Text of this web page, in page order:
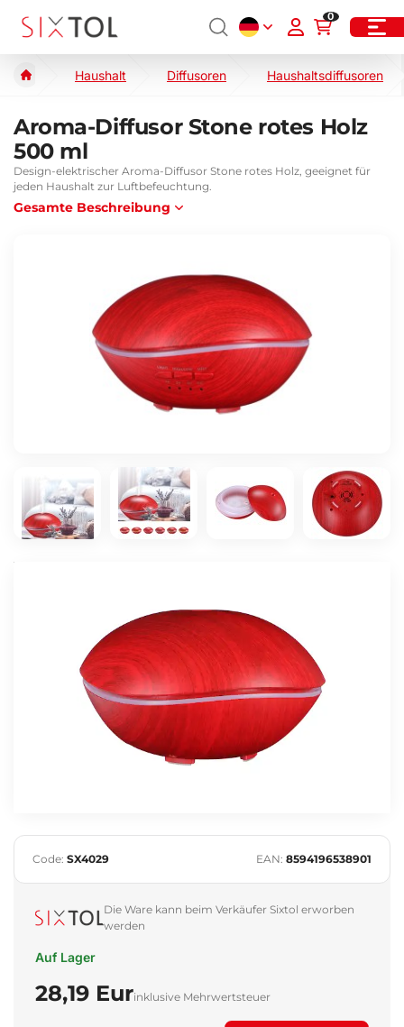
0
Haushalt Diffusoren Haushaltsdiffusoren
Aroma-Diffusor Stone rotes Holz
500 ml
Design-elektrischer Aroma-Diffusor Stone rotes Holz, geeignet für
jeden Haushalt zur Luftbefeuchtung.
Gesamte Beschreibung
Code: SX4029 EAN: 8594196538901
Die Ware kann beim Verkäufer Sixtol erworben
werden
Auf Lager
28,19 Eurinklusive Mehrwertsteuer